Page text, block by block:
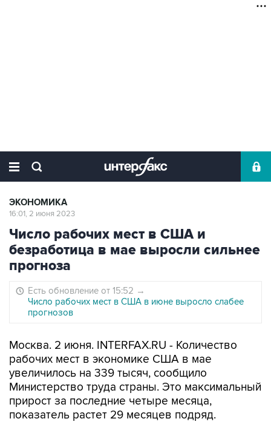
ЭКОНОМИКА
16:01, 2 июня 2023
Число рабочих мест в США и
безработица в мае выросли сильнее
прогноза
Есть обновление от 15:52 →
Число рабочих мест в США в июне выросло слабее
прогнозов
Москва. 2 июня. INTERFAX.RU - Количество
рабочих мест в экономике США в мае
увеличилось на 339 тысяч, сообщило
Министерство труда страны. Это максимальный
прирост за последние четыре месяца,
показатель растет 29 месяцев подряд.